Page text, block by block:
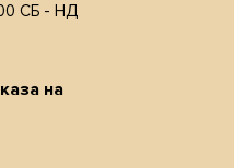
СБ - НД
на